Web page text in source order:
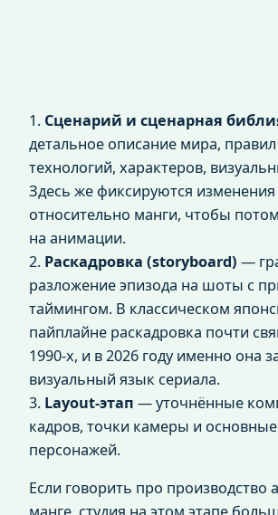
1. Сценарий и сценарная
детальное описание мира,
технологий, характеров,
Здесь же фиксируются изменения
относительно манги, чтобы
на анимации.
2. Раскадровка (storyboard) —
разложение эпизода на шоты с
таймингом. В классическом
пайплайне раскадровка почти
1990‑х, и в 2026 году именно она
визуальный язык сериала.
3. Layout‑этап — уточнённые
кадров, точки камеры и
персонажей.
Если говорить про производство